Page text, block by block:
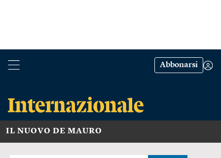
Abbonarsi
IL NUOVO DE MAURO